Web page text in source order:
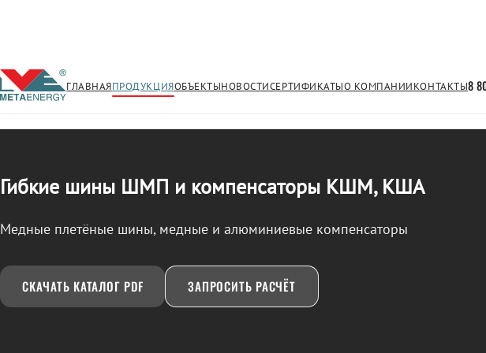
ГЛАВНАЯПРОДУКЦИЯОБЪЕКТЫНОВОСТИСЕРТИФИКАТЫО КОМПАНИИКОНТАКТЫ8
← Продукция/ШМП, КШМ, КША
Гибкие шины ШМП и компенсаторы КШМ, КША
Медные плетёные шины, медные и алюминиевые компенсаторы
СКАЧАТЬ КАТАЛОГ PDF ЗАПРОСИТЬ РАСЧЁТ